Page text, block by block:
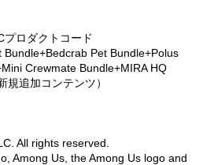
ロダクトコード
Bundle+Bedcrab Pet Bundle+Polus
Crewmate Bundle+MIRA HQ
追加コンテンツ）
All rights reserved.
Among Us, the Among Us logo and